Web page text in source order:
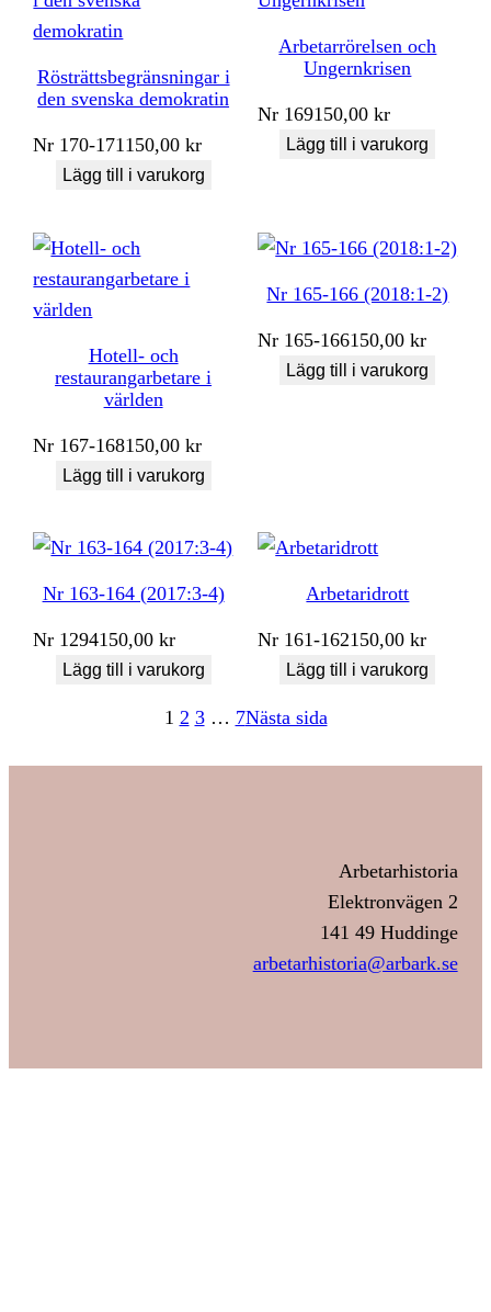
Rösträttsbegränsningar i
den svenska demokratin
Nr 170-171150,00kr
Lägg till i varukorg
Arbetarrörelsen och
Ungernkrisen
Nr 169150,00kr
Lägg till i varukorg
Hotell- och
restaurangarbetare i
världen
Nr 167-168150,00kr
Lägg till i varukorg
Nr 165-166 (2018:1-2)
Nr 165-166150,00kr
Lägg till i varukorg
Nr 163-164 (2017:3-4)
Nr 1294150,00kr
Lägg till i varukorg
Arbetaridrott
Nr 161-162150,00kr
Lägg till i varukorg
1 2 3 … 7Nästa sida
Arbetarhistoria
Elektronvägen 2
141 49 Huddinge
arbetarhistoria@arbark.se